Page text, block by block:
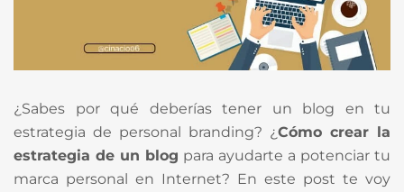
¿Sabes por qué deberías tener un blog en tu
estrategia de personal branding? ¿Cómo crear la
estrategia de un blog para ayudarte a potenciar tu
marca personal en Internet? En este post te voy